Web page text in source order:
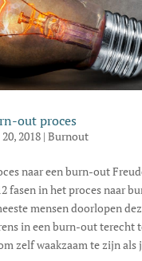
out proces
2018| Burnout
naar een burn-out
fasen in het proces naar
mensen doorlopen
in een burn-out terecht
zelf waakzaam te zijn als